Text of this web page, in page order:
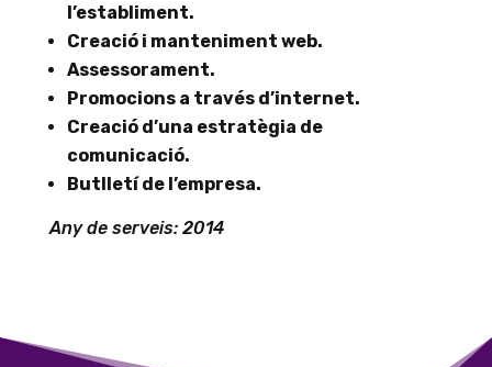
l’establiment.
Creació i manteniment web.
Assessorament.
Promocions a través d’internet.
Creació d’una estratègia de
comunicació.
Butlletí de l’empresa.
Any de serveis: 2014